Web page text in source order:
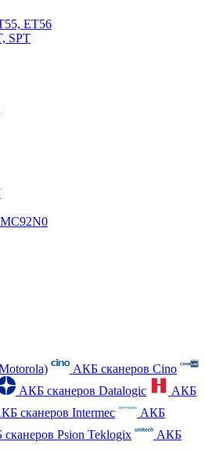
ET56
SPT
АКБ сканеров Cino
АКБ сканеров Datalogic
АКБ
сканеров Intermec
АКБ
Psion Teklogix
АКБ